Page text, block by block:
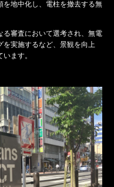
を地中化し、電柱を撤去する無
る審査において選考され、無電
を実施するなど、景観を向上
ます。